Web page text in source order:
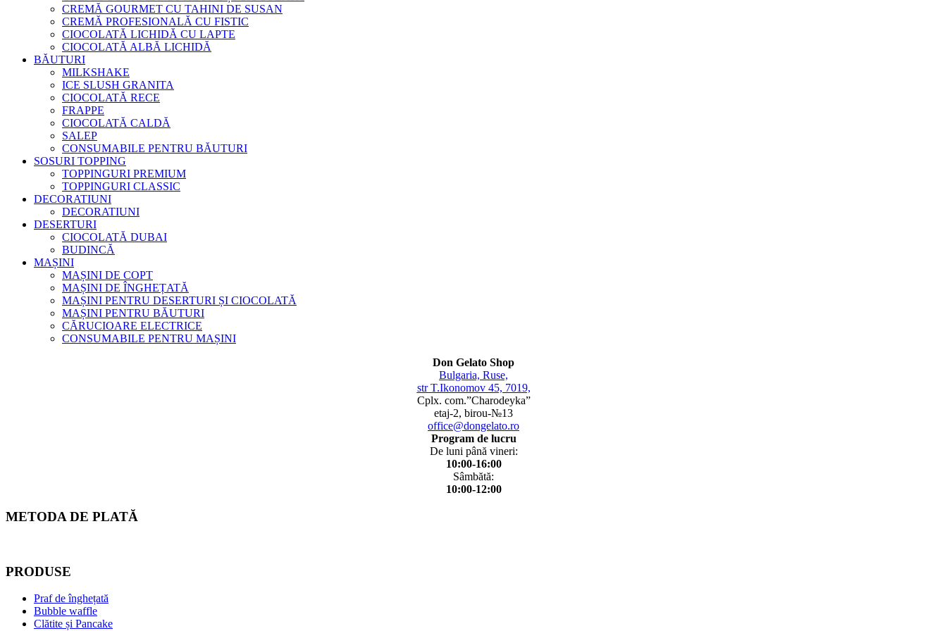
CREMĂ GOURMET CU TAHINI DE SUSAN
CREMĂ PROFESIONALĂ CU FISTIC
CIOCOLATĂ LICHIDĂ CU LAPTE
CIOCOLATĂ ALBĂ LICHIDĂ
BĂUTURI
MILKSHAKE
ICE SLUSH GRANITA
CIOCOLATĂ RECE
FRAPPE
CIOCOLATĂ CALDĂ
SALEP
CONSUMABILE PENTRU BĂUTURI
SOSURI TOPPING
TOPPINGURI PREMIUM
TOPPINGURI CLASSIC
DECORATIUNI
DECORATIUNI
DESERTURI
CIOCOLATĂ DUBAI
BUDINCĂ
MAȘINI
MAȘINI DE COPT
MAȘINI DE ÎNGHEȚATĂ
MAȘINI PENTRU DESERTURI ȘI CIOCOLATĂ
MAȘINI PENTRU BĂUTURI
CĂRUCIOARE ELECTRICE
CONSUMABILE PENTRU MAȘINI
Don Gelato Shop
Bulgaria, Ruse,
str T.Ikonomov 45, 7019,
Cplx. com.”Charodeyka”
etaj-2, birou-№13
office@dongelato.ro
Program de lucru
De luni până vineri:
10:00-16:00
Sâmbătă:
10:00-12:00
METODA DE PLATĂ
PRODUSE
Praf de înghețată
Bubble waffle
Clătite și Pancake